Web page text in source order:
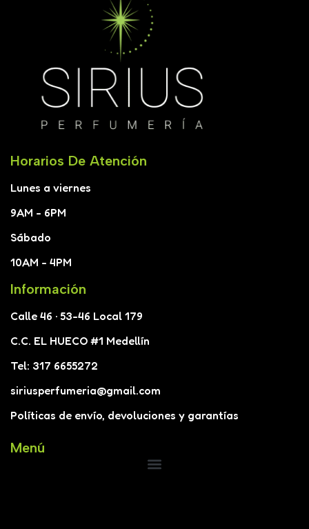
Horarios De Atención
Lunes a viernes
9AM - 6PM
Sábado
10AM - 4PM
Información
Calle 46 · 53-46 Local 179
C.C. EL HUECO #1 Medellín
Tel: 317 6655272
siriusperfumeria@gmail.com
Políticas de envío, devoluciones y garantías
Menú